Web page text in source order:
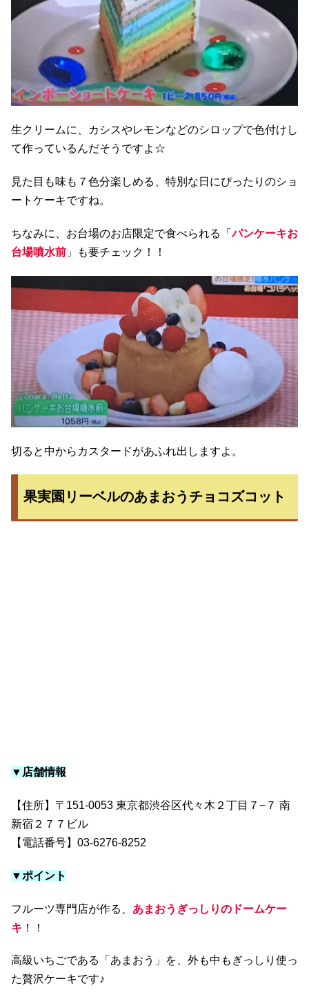
生クリームに、カシスやレモンなどのシロップで色付けし
て作っているんだそうですよ☆
見た目も味も７色分楽しめる、特別な日にぴったりのショ
ートケーキですね。
ちなみに、お台場のお店限定で食べられる「パンケーキお
台場噴水前 」も要チェック！！
切ると中からカスタードがあふれ出しますよ。
果実園リーベルのあまおうチョコズコット
▼店舗情報
【住所】〒151-0053 東京都渋谷区代々木２丁目７−７ 南
新宿２７７ビル
【電話番号】03-6276-8252
▼ポイント
フルーツ専門店が作る、 あまおうぎっしりのドームケー
キ ！！
高級いちごである「あまおう」を、外も中もぎっしり使っ
た贅沢ケーキです♪